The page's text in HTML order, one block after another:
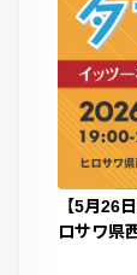
【5月26
ロサワ県